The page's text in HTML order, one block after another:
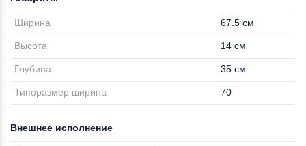
Ширина 67.5 см
Высота 14 см
Глубина 35 см
Типоразмер ширина 70
Внешнее исполнение